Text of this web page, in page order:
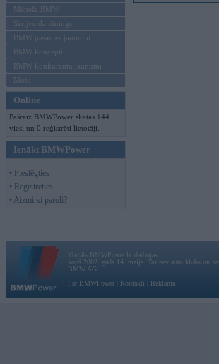
Mēneša BMW
Sērijveida tūnings
BMW pasaules jaunumi
BMW koncepti
BMW konkurentu jaunumi
Moto
Online
Pašreiz BMWPower skatās 144
viesi un 0 reģistrēti lietotāji.
Ienākt BMWPower
• Pieslēgties
• Reģistrēties
• Aizmirsi paroli?
Vortāls BMWPower.lv darbojas
kopš 2002. gada 14. maija. Tas nav auto klubs un
BMW AG.
Par BMWPower
Kontakti Reklāma